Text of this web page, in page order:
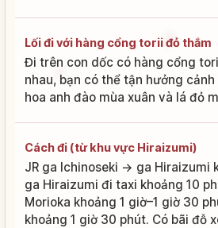
Lối đi với hàng cổng torii đỏ thắm
Đi trên con dốc có hàng cổng
nhau, bạn có thể tận hưởng
hoa anh đào mùa xuân và lá đỏ
Cách đi (từ khu vực Hiraizumi)
JR ga Ichinoseki → ga Hiraizumi
ga Hiraizumi đi taxi khoảng 10
Morioka khoảng 1 giờ–1 giờ 30
khoảng 1 giờ 30 phút. Có bãi đỗ